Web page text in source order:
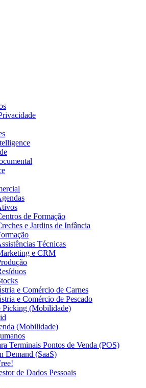
de Formação
e Jardins de Infância
Técnicas
e CRM
e Comércio de Carnes
e Comércio de Pescado
Picking (Mobilidade)
(Mobilidade)
Terminais Pontos de Venda (POS)
Demand (SaaS)
de Dados Pessoais